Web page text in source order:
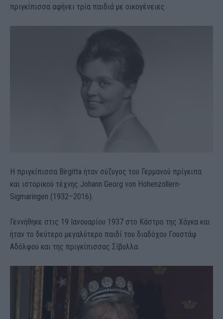
πριγκίπισσα αφήνει τρία παιδιά με οικογένειες.
Η πριγκίπισσα Birgitta ήταν σύζυγος του Γερμανού πρίγκιπα
και ιστορικού τέχνης Johann Georg von Hohenzollern-
Sigmaringen (1932–2016).
Γεννήθηκε στις 19 Ιανουαρίου 1937 στο Κάστρο της Χάγκα και
ήταν το δεύτερο μεγαλύτερο παιδί του διαδόχου Γουστάφ
Αδόλφου και της πριγκίπισσας Σίβυλλα.